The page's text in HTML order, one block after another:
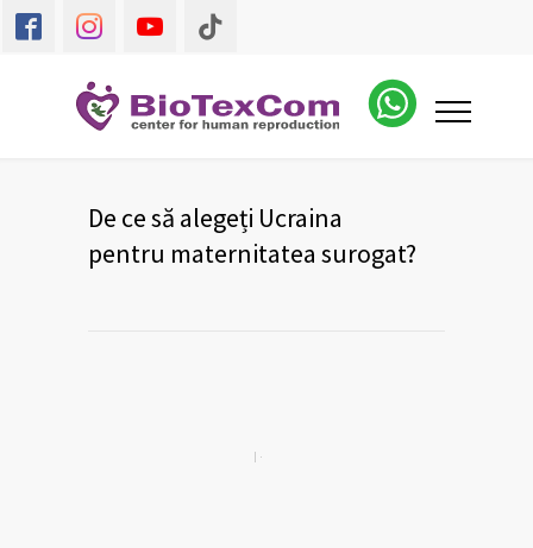
De ce să alegeți Ucraina
pentru maternitatea surogat?